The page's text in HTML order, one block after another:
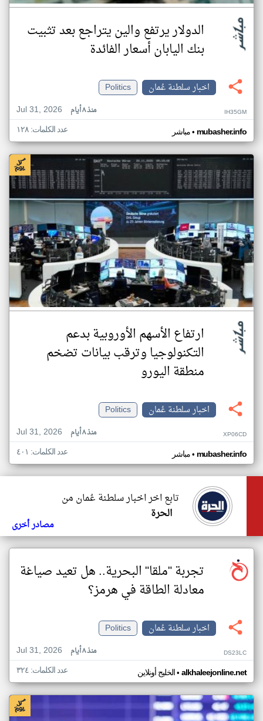
الدولار يرتفع والين يتراجع بعد تثبيت
بنك اليابان أسعار الفائدة
اخبار سلطنة عُمان
Politics
Jul 31, 2026
منذ ٨ أيام IH35GM
مباشر• mubasher.info عدد الكلمات: ١٢٨
ارتفاع الأسهم الأوروبية بدعم
التكنولوجيا وترقب بيانات تضخم
منطقة اليورو
اخبار سلطنة عُمان
Politics
Jul 31, 2026
منذ ٨ أيام XP06CD
مباشر• mubasher.info عدد الكلمات: ٤٠١
تابع اخر اخبار سلطنة عُمان من
الحرة
مصادر أخرى
تجربة "ملقا" البحرية.. هل تعيد صياغة
معادلة الطاقة في هرمز؟
اخبار سلطنة عُمان
Politics
Jul 31, 2026
منذ ٨ أيام DS23LC
الخليج أونلاين• alkhaleejonline.net عدد الكلمات: ٣٢٤